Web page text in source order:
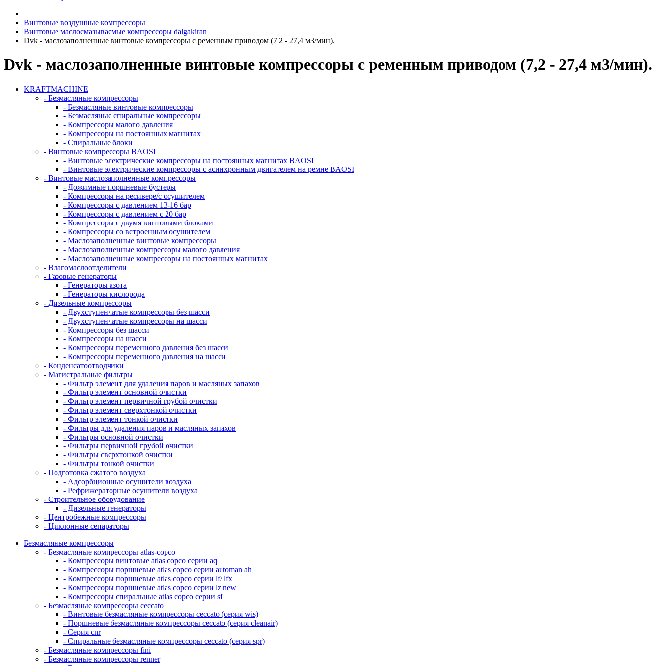
Винтовые воздушные компрессоры
Винтовые маслосмазываемые компрессоры dalgakiran
Dvk - маслозаполненные винтовые компрессоры с ременным приводом (7,2 - 27,4 м3/мин).
Dvk - маслозаполненные винтовые компрессоры с ременным приводом (7,2 - 27,4 м3/мин).
KRAFTMACHINE
- Безмасляные компрессоры
- Безмасляные винтовые компрессоры
- Безмасляные спиральные компрессоры
- Компрессоры малого давления
- Компрессоры на постоянных магнитах
- Спиральные блоки
- Винтовые компрессоры BAOSI
- Винтовые электрические компрессоры на постоянных магнитах BAOSI
- Винтовые электрические компрессоры с асинхронным двигателем на ремне BAOSI
- Винтовые маслозаполненные компрессоры
- Дожимные поршневые бустеры
- Компрессоры на ресивере/с осушителем
- Компрессоры с давлением 13-16 бар
- Компрессоры с давлением с 20 бар
- Компрессоры с двумя винтовыми блоками
- Компрессоры со встроенным осушителем
- Маслозаполненные винтовые компрессоры
- Маслозаполненные компрессоры малого давления
- Маслозаполненные компрессоры на постоянных магнитах
- Влагомаслоотделители
- Газовые генераторы
- Генераторы азота
- Генераторы кислорода
- Дизельные компрессоры
- Двухступенчатые компрессоры без шасси
- Двухступенчатые компрессоры на шасси
- Компрессоры без шасси
- Компрессоры на шасси
- Компрессоры переменного давления без шасси
- Компрессоры переменного давления на шасси
- Конденсатоотводчики
- Магистральные фильтры
- Фильтр элемент для удаления паров и масляных запахов
- Фильтр элемент основной очистки
- Фильтр элемент первичной грубой очистки
- Фильтр элемент сверхтонкой очистки
- Фильтр элемент тонкой очистки
- Фильтры для удаления паров и масляных запахов
- Фильтры основной очистки
- Фильтры первичной грубой очистки
- Фильтры сверхтонкой очистки
- Фильтры тонкой очистки
- Подготовка сжатого воздуха
- Адсорбционные осушители воздуха
- Рефрижераторные осушители воздуха
- Строительное оборудование
- Дизельные генераторы
- Центробежные компрессоры
- Циклонные сепараторы
Безмасляные компрессоры
- Безмасляные компрессоры atlas-copco
- Компрессоры винтовые atlas copco серии aq
- Компрессоры поршневые atlas copco серии automan ah
- Компрессоры поршневые atlas copco серии lf/ lfx
- Компрессоры поршневые atlas copco серии lz new
- Компрессоры спиральные atlas copco серии sf
- Безмасляные компрессоры ceccato
- Винтовые безмасляные компрессоры ceccato (серия wis)
- Поршневые безмасляные компрессоры ceccato (серия cleanair)
- Серия cnr
- Спиральные безмасляные компрессоры ceccato (серия spr)
- Безмасляные компрессоры fini
- Безмасляные компрессоры renner